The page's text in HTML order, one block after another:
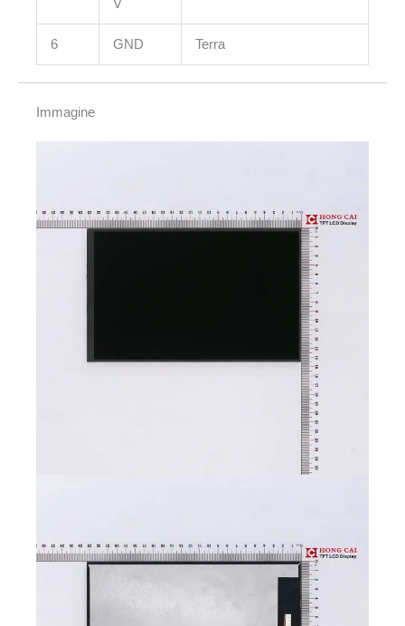
V
6 GND Terra
Immagine